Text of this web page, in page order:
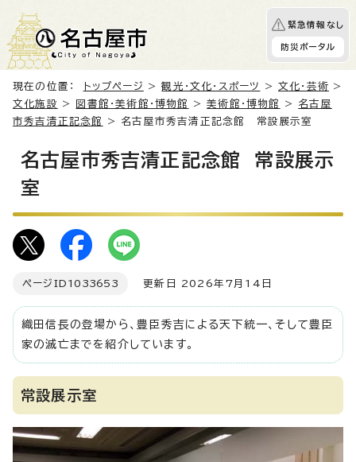
緊急情報なし
防災ポータル
現在の位置： トップページ >観光・文化・スポーツ >文化・芸術 >
文化施設
> 図書館・美術館・博物館 >美術館・博物館 > 名古屋
市秀吉清正記念館
> 名古屋市秀吉清正記念館 常設展示室
名古屋市秀吉清正記念館 常設展示
室
ページID 1033653 更新日 2026年7月14日
織田信長の登場から、豊臣秀吉による天下統一、そして豊臣
家の滅亡までを紹介しています。
常設展示室